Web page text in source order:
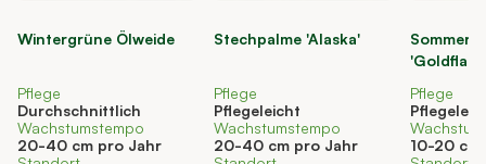
Wintergrüne Ölweide
Pflege
Durchschnittlich
Wachstumstempo
20-40 cm pro Jahr
Stechpalme 'Alaska'
Pflege
Pflegeleicht
Wachstumstempo
20-40 cm pro Jahr
Pflege
10-20